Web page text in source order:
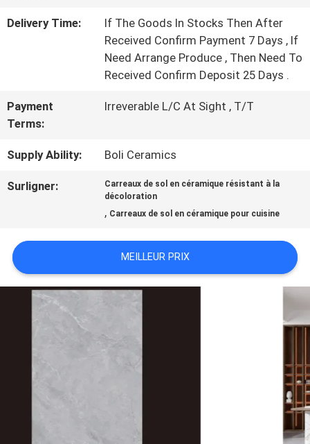
LA
QUALITÉ
NOUS
CONTACTER
DEMANDEZ
UN DEVIS
PLAN
Delivery Time:
If The Goods In Stocks Then After
Received Confirm Payment 7 Days , If
Need Arrange Produce , Then Need To
Received Confirm Deposit 25 Days .
Payment
Terms:
Irreverable L/C At Sight , T/T
Supply Ability: Boli Ceramics
Surligner:
Carreaux de sol en céramique résistant à la
décoloration
, Carreaux de sol en céramique pour cuisine
MEILLEUR PRIX